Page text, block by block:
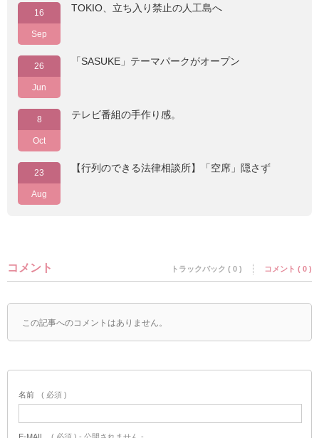
16
Sep
TOKIO、立ち入り禁止の人工島へ
26
Jun
「SASUKE」テーマパークがオープン
8
Oct
テレビ番組の手作り感。
23
Aug
【行列のできる法律相談所】「空席」隠さず
コメント トラックバック ( 0 ) コメント ( 0 )
この記事へのコメントはありません。
名前 ( 必須 )